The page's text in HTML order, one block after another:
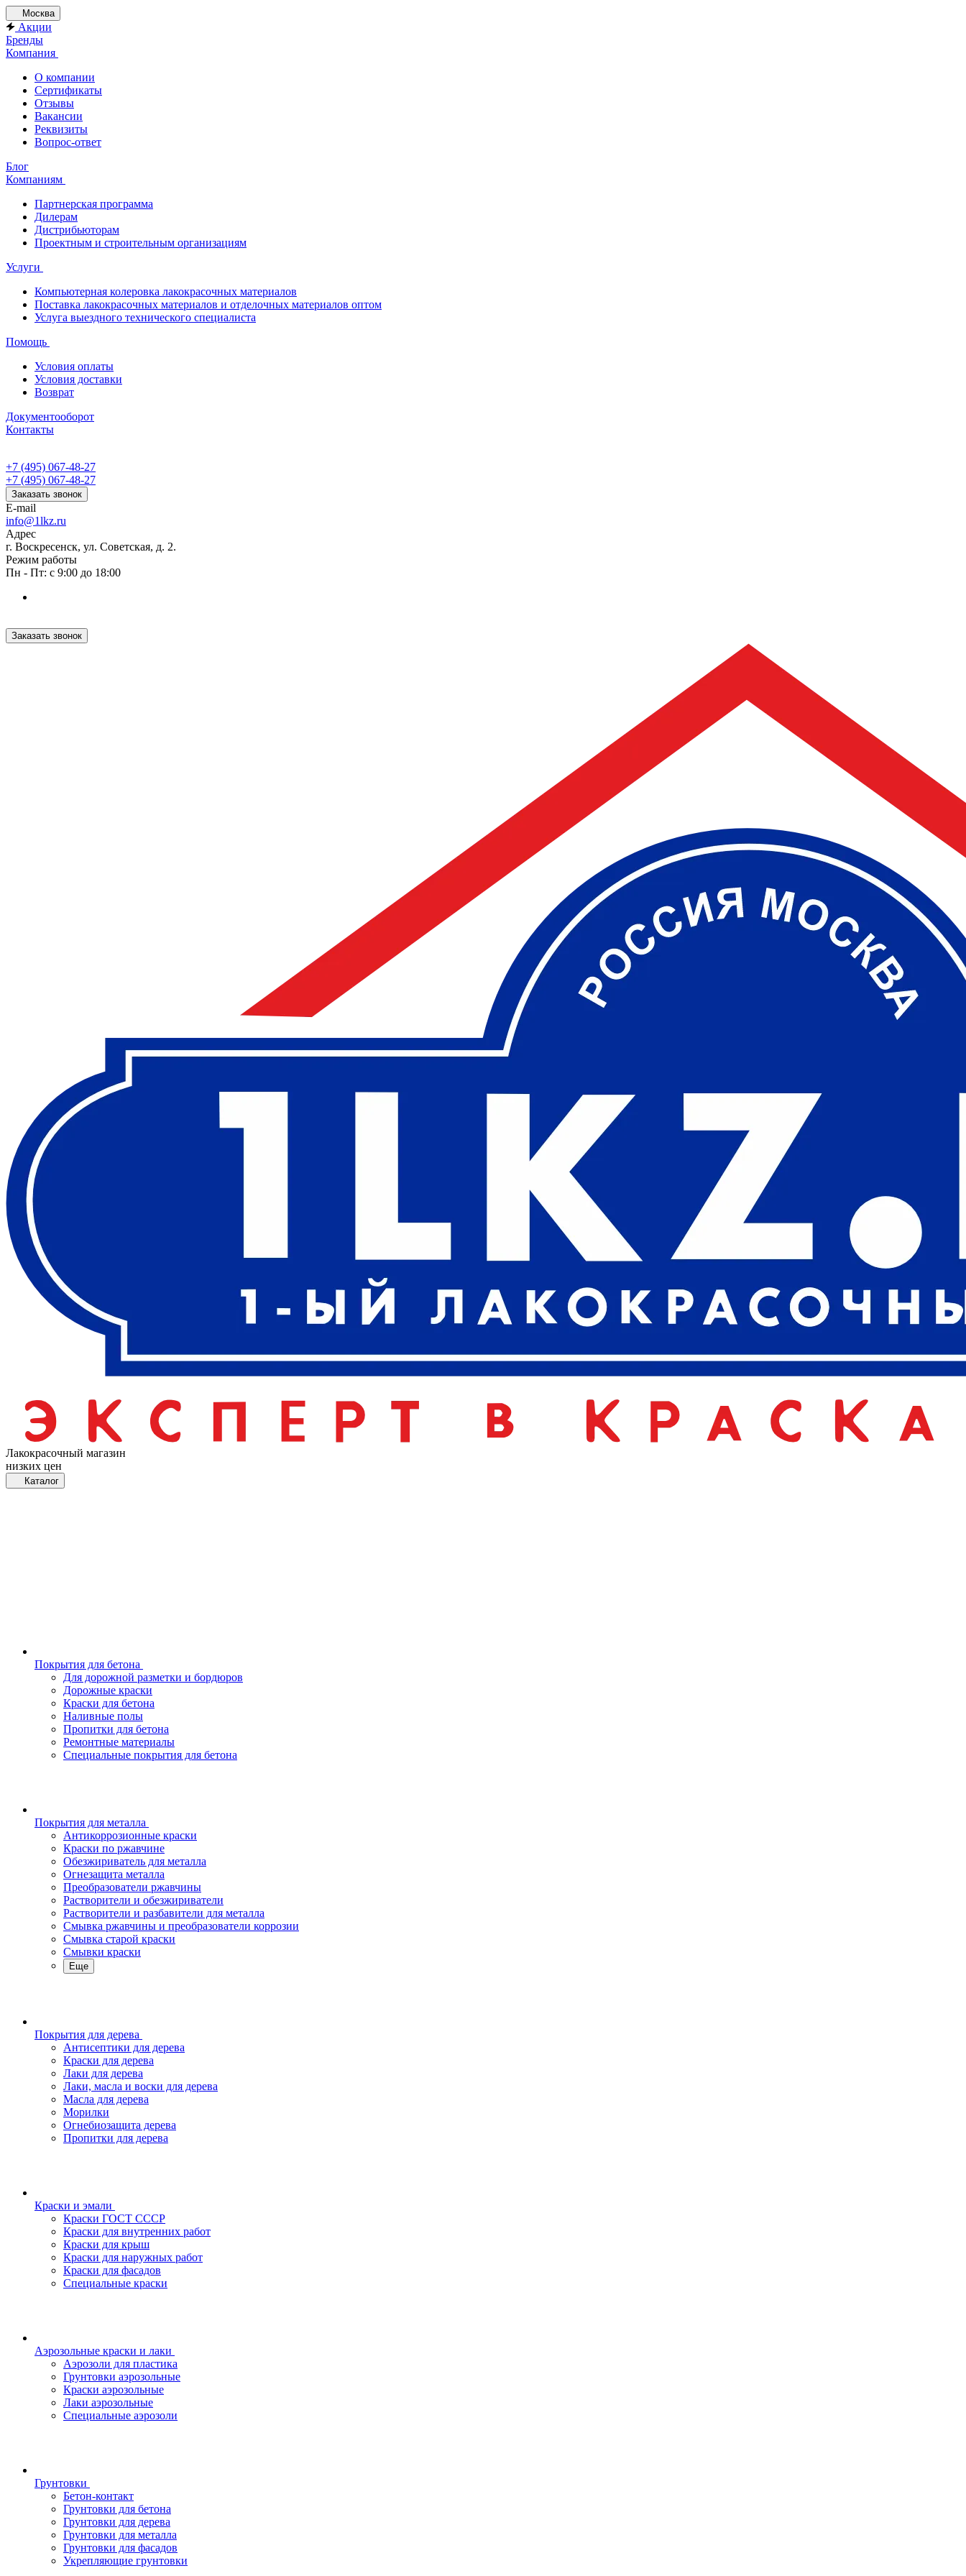
Москва
Акции
Бренды
Компания
О компании
Сертификаты
Отзывы
Вакансии
Реквизиты
Вопрос-ответ
Блог
Компаниям
Партнерская программа
Дилерам
Дистрибьюторам
Проектным и строительным организациям
Услуги
Компьютерная колеровка лакокрасочных материалов
Поставка лакокрасочных материалов и отделочных материалов оптом
Услуга выездного технического специалиста
Помощь
Условия оплаты
Условия доставки
Возврат
Документооборот
Контакты
+7 (495) 067-48-27
+7 (495) 067-48-27
Заказать звонок
E-mail
info@1lkz.ru
Адрес
г. Воскресенск, ул. Советская, д. 2.
Режим работы
Пн - Пт: с 9:00 до 18:00
Заказать звонок
Лакокрасочный магазин
низких цен
Каталог
Покрытия для бетона
Для дорожной разметки и бордюров
Дорожные краски
Краски для бетона
Наливные полы
Пропитки для бетона
Ремонтные материалы
Специальные покрытия для бетона
Покрытия для металла
Антикоррозионные краски
Краски по ржавчине
Обезжириватель для металла
Огнезащита металла
Преобразователи ржавчины
Растворители и обезжириватели
Растворители и разбавители для металла
Смывка ржавчины и преобразователи коррозии
Смывка старой краски
Смывки краски
Еще
Покрытия для дерева
Антисептики для дерева
Краски для дерева
Лаки для дерева
Лаки, масла и воски для дерева
Масла для дерева
Морилки
Огнебиозащита дерева
Пропитки для дерева
Краски и эмали
Краски ГОСТ СССР
Краски для внутренних работ
Краски для крыш
Краски для наружных работ
Краски для фасадов
Специальные краски
Аэрозольные краски и лаки
Аэрозоли для пластика
Грунтовки аэрозольные
Краски аэрозольные
Лаки аэрозольные
Специальные аэрозоли
Грунтовки
Бетон-контакт
Грунтовки для бетона
Грунтовки для дерева
Грунтовки для металла
Грунтовки для фасадов
Укрепляющие грунтовки